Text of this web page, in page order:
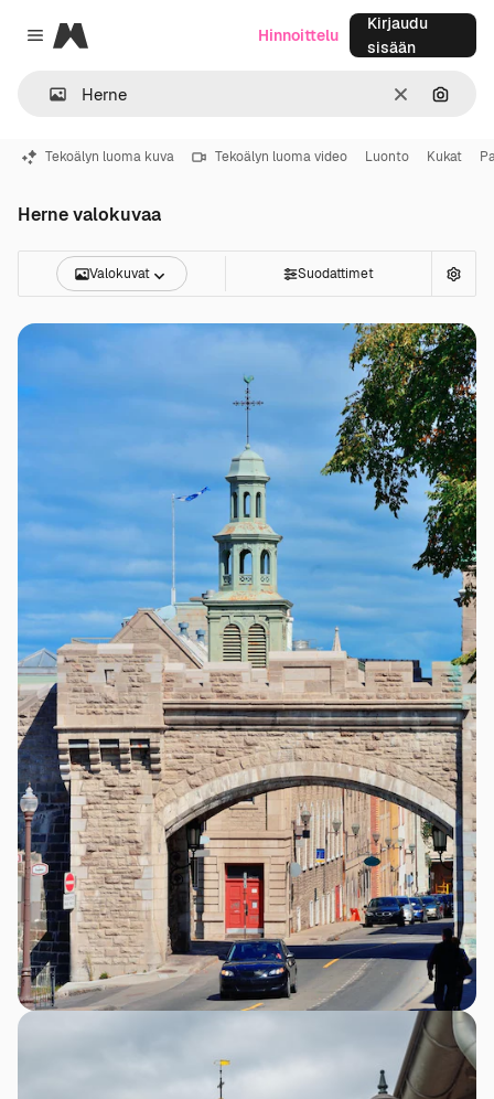
Close menu
Magnific
SelkeäHae
Hinnoittelu
Kirjaudu
sisään
Tekoälyn luoma kuva Tekoälyn luoma video Luonto Kukat
Herne valokuvaa
Valokuvat Suodattimet